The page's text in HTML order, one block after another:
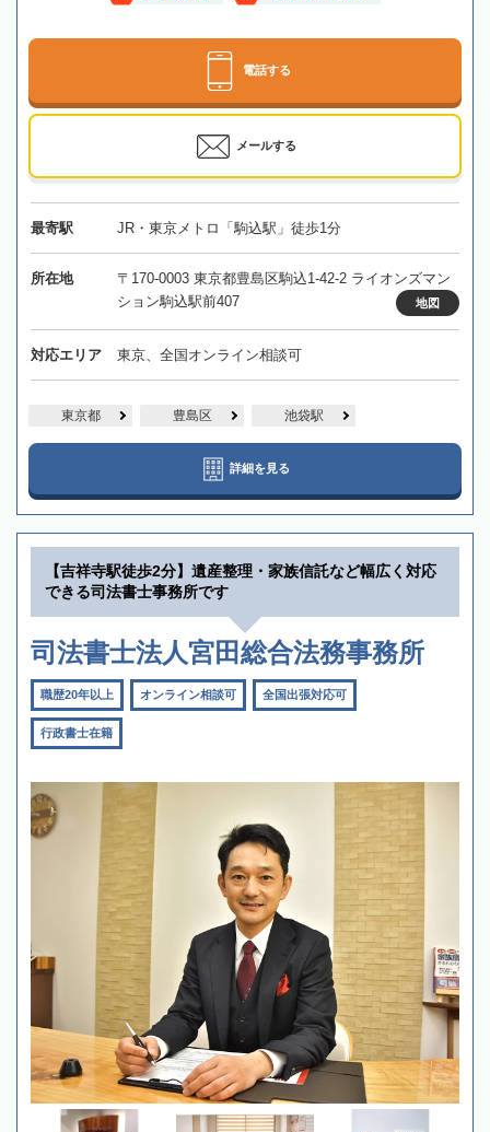
電話する
メールする
最寄駅 JR・東京メトロ「駒込駅」徒歩1分
所在地
〒170-0003 東京都豊島区駒込1-42-2 ライオンズマン
ション駒込駅前407
地図
対応エリア 東京、全国オンライン相談可
東京都 豊島区 池袋駅
詳細を見る
【吉祥寺駅徒歩2分】遺産整理・家族信託など幅広く対応
できる司法書士事務所です
司法書士法人宮田総合法務事務所
職歴20年以上 オンライン相談可 全国出張対応可
行政書士在籍